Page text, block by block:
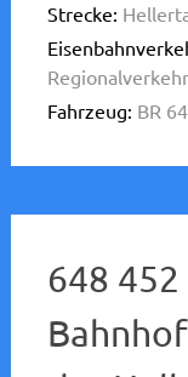
Strecke:
Fahrzeug: BR
648